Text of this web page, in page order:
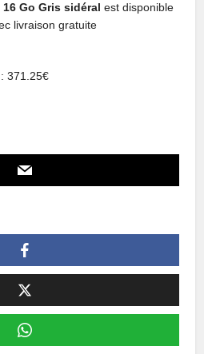
16 Go Gris sidéral est disponible
livraison gratuite
371.25€